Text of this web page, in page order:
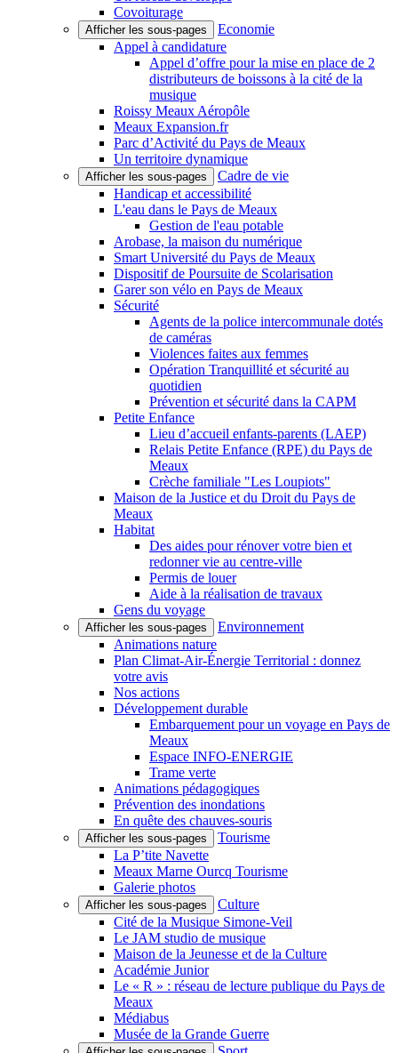
Covoiturage
Afficher les sous-pages
Economie
Appel à candidature
Appel d’offre pour la mise en place de 2
distributeurs de boissons à la cité de la
musique
Roissy Meaux Aéropôle
Meaux Expansion.fr
Parc d’Activité du Pays de Meaux
Un territoire dynamique
Afficher les sous-pages
Cadre de vie
Handicap et accessibilité
L'eau dans le Pays de Meaux
Gestion de l'eau potable
Arobase, la maison du numérique
Smart Université du Pays de Meaux
Dispositif de Poursuite de Scolarisation
Garer son vélo en Pays de Meaux
Sécurité
Agents de la police intercommunale dotés
de caméras
Violences faites aux femmes
Opération Tranquillité et sécurité au
quotidien
Prévention et sécurité dans la CAPM
Petite Enfance
Lieu d’accueil enfants-parents (LAEP)
Relais Petite Enfance (RPE) du Pays de
Meaux
Crèche familiale "Les Loupiots"
Maison de la Justice et du Droit du Pays de
Meaux
Habitat
Des aides pour rénover votre bien et
redonner vie au centre-ville
Permis de louer
Aide à la réalisation de travaux
Gens du voyage
Afficher les sous-pages
Environnement
Animations nature
Plan Climat-Air-Énergie Territorial : donnez
votre avis
Nos actions
Développement durable
Embarquement pour un voyage en Pays de
Meaux
Espace INFO-ENERGIE
Trame verte
Animations pédagogiques
Prévention des inondations
En quête des chauves-souris
Afficher les sous-pages
Tourisme
La P’tite Navette
Meaux Marne Ourcq Tourisme
Galerie photos
Afficher les sous-pages
Culture
Cité de la Musique Simone-Veil
Le JAM studio de musique
Maison de la Jeunesse et de la Culture
Académie Junior
Le « R » : réseau de lecture publique du Pays de
Meaux
Médiabus
Musée de la Grande Guerre